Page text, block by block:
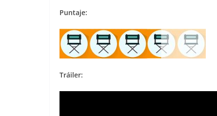
Puntaje:
Tráiler: